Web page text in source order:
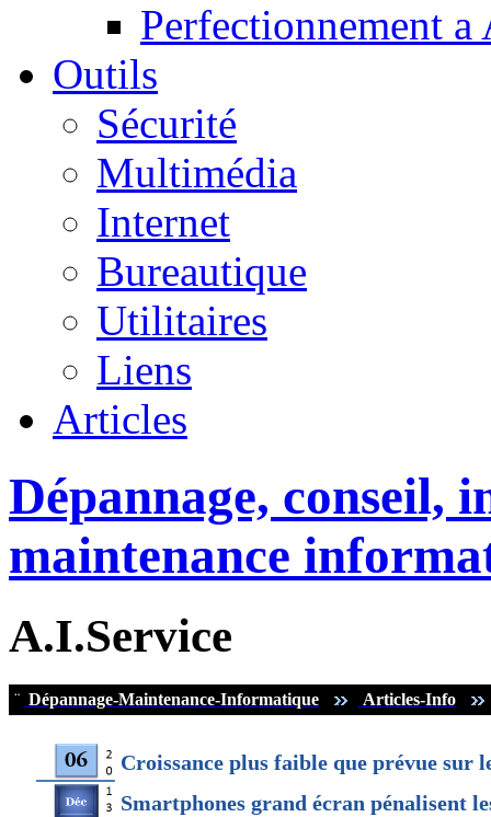
Perfectionnement a
Outils
Sécurité
Multimédia
Internet
Bureautique
Utilitaires
Liens
Articles
Dépannage, conseil,
maintenance
A.I.Service
¨ Dépannage-Maintenance-Informatique Articles-Info
Croissance plus faible que prévue sur
Smartphones grand écran pénalisent